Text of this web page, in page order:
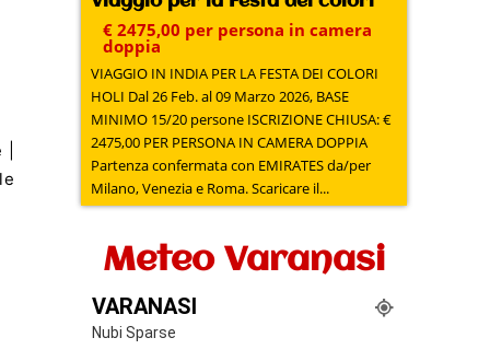
€ 2475,00 per persona in camera
doppia
VIAGGIO IN INDIA PER LA FESTA DEI COLORI
HOLI Dal 26 Feb. al 09 Marzo 2026, BASE
MINIMO 15/20 persone ISCRIZIONE CHIUSA: €
2475,00 PER PERSONA IN CAMERA DOPPIA
Partenza confermata con EMIRATES da/per
Milano, Venezia e Roma. Scaricare il...
Meteo Varanasi
VARANASI
Nubi Sparse